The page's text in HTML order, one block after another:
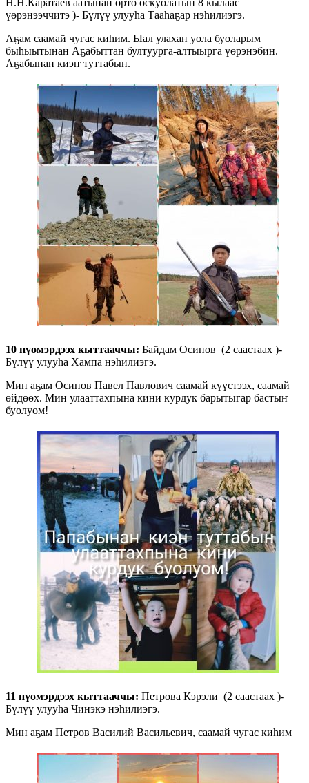
Н.Н.Каратаев аатынан орто оскуолатын 8 кылаас
үөрэнээччитэ )- Бүлүү улууһа Тааһаҕар нэһилиэгэ.
Аҕам саамай чугас киһим. Ыал улахан уола буоларым
быһыытынан Аҕабыттан бултуурга-алтыырга үөрэнэбин.
Аҕабынан киэҥ туттабын.
10 нүөмэрдээх кыттааччы: Байдам Осипов (2 cаастаах )-
Бүлүү улууһа Хампа нэһилиэгэ.
Мин аҕам Осипов Павел Павлович саамай күүстээх, саамай
өйдөөх. Мин улааттахпына кини курдук барытыгар бастыҥ
буолуом!
11 нүөмэрдээх кыттааччы: Петрова Кэрэли (2 cаастаах )-
Бүлүү улууһа Чинэкэ нэһилиэгэ.
Мин аҕам Петров Василий Васильевич, саамай чугас киһим